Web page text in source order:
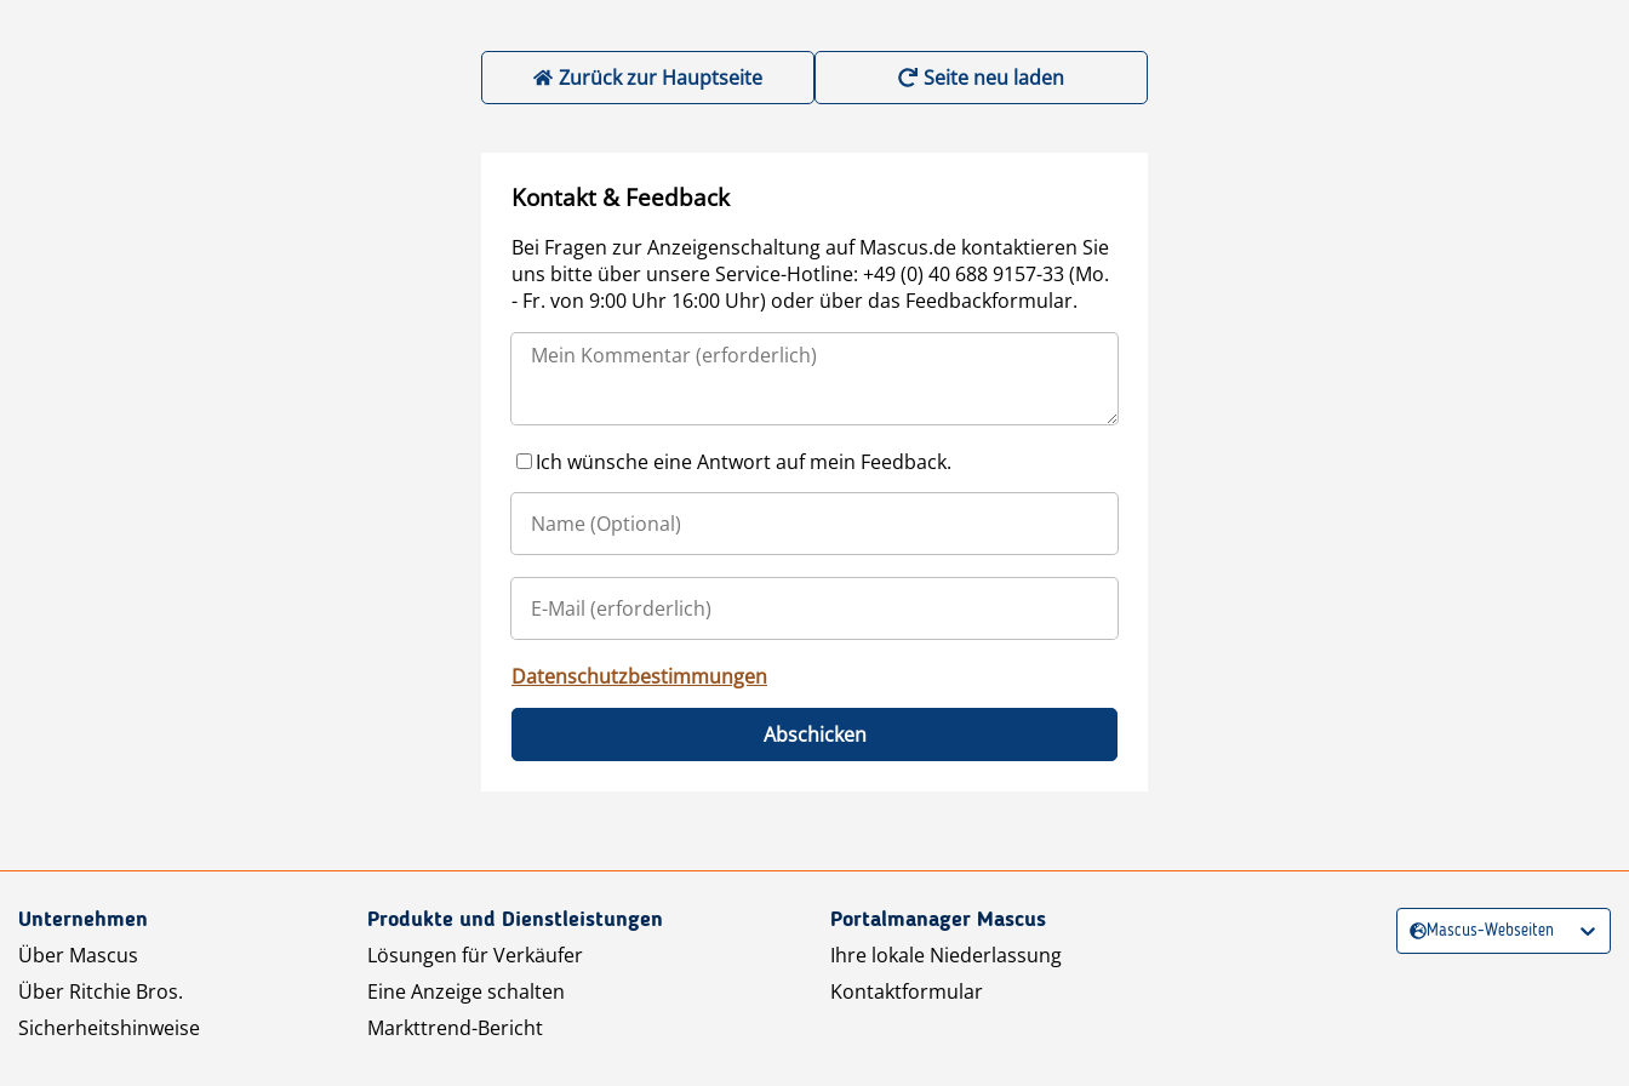
Zurück zur Hauptseite Seite neu laden
Kontakt & Feedback
Bei Fragen zur Anzeigenschaltung auf Mascus.de kontaktieren Sie
uns bitte über unsere Service-Hotline: +49 (0) 40 688 9157-33 (Mo.
- Fr. von 9:00 Uhr 16:00 Uhr) oder über das Feedbackformular.
Ich wünsche eine Antwort auf mein Feedback.
Datenschutzbestimmungen
Abschicken
Unternehmen
Über Mascus
Über Ritchie Bros.
Sicherheitshinweise
Produkte und Dienstleistungen
Lösungen für Verkäufer
Eine Anzeige schalten
Markttrend-Bericht
Portalmanager Mascus
Ihre lokale Niederlassung
Kontaktformular
Mascus-Webseiten